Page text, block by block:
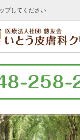
プしてください
｜いとう皮膚科クリニック｜診